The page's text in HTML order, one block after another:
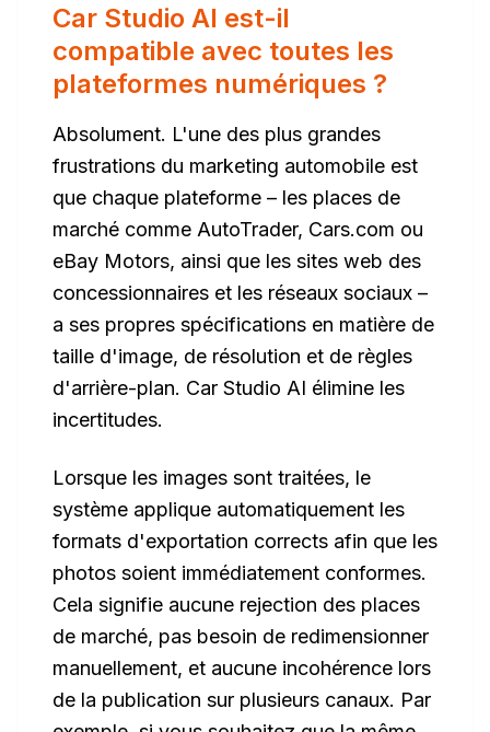
Car Studio AI est-il
compatible avec toutes les
plateformes numériques ?
Absolument. L'une des plus grandes
frustrations du marketing automobile est
que chaque plateforme – les places de
marché comme AutoTrader, Cars.com ou
eBay Motors, ainsi que les sites web des
concessionnaires et les réseaux sociaux –
a ses propres spécifications en matière de
taille d'image, de résolution et de règles
d'arrière-plan. Car Studio AI élimine les
incertitudes.
Lorsque les images sont traitées, le
système applique automatiquement les
formats d'exportation corrects afin que les
photos soient immédiatement conformes.
Cela signifie aucune rejection des places
de marché, pas besoin de redimensionner
manuellement, et aucune incohérence lors
de la publication sur plusieurs canaux. Par